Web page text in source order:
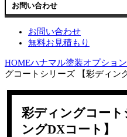
お問い合わせ
お問い合わせ
無料お見積もり
HOMEハナマル塗装オプション
グコートシリーズ 【彩ディン
彩ディングコート
ングDXコート】